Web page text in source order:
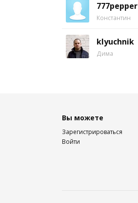
777pepper
Константин
klyuchnik
Дима
Вы можете
Зарегистрироваться
Войти